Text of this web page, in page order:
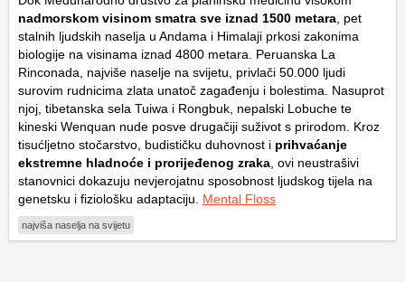
nadmorskom visinom smatra sve iznad 1500 metara , pet
stalnih ljudskih naselja u Andama i Himalaji prkosi zakonima
biologije na visinama iznad 4800 metara. Peruanska La
Rinconada, najviše naselje na svijetu, privlači 50.000 ljudi
surovim rudnicima zlata unatoč zagađenju i bolestima. Nasuprot
njoj, tibetanska sela Tuiwa i Rongbuk, nepalski Lobuche te
kineski Wenquan nude posve drugačiji suživot s prirodom. Kroz
tisućljetno stočarstvo, budističku duhovnost i prihvaćanje
ekstremne hladnoće i prorijeđenog zraka , ovi neustrašivi
stanovnici dokazuju nevjerojatnu sposobnost ljudskog tijela na
genetsku i fiziološku adaptaciju. Mental Floss
najviša naselja na svijetu